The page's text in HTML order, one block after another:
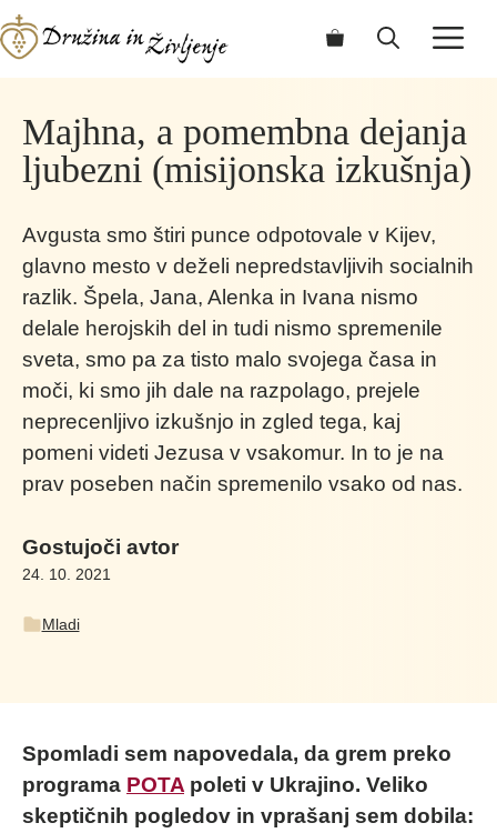
Skip
to
Majhna, a pomembna dejanja
ljubezni (misijonska izkušnja)
Avgusta smo štiri punce odpotovale v Kijev,
glavno mesto v deželi nepredstavljivih socialnih
razlik. Špela, Jana, Alenka in Ivana nismo
delale herojskih del in tudi nismo spremenile
sveta, smo pa za tisto malo svojega časa in
moči, ki smo jih dale na razpolago, prejele
neprecenljivo izkušnjo in zgled tega, kaj
pomeni videti Jezusa v vsakomur. In to je na
prav poseben način spremenilo vsako od nas.
Gostujoči avtor
24. 10. 2021
Mladi
Spomladi sem napovedala, da grem preko
programa POTA poleti v Ukrajino. Veliko
skeptičnih pogledov in vprašanj sem dobila: